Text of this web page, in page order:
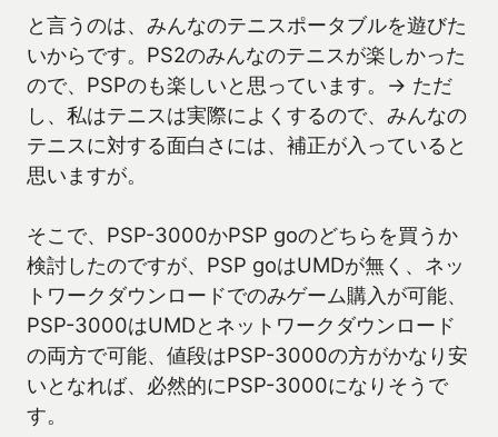
と言うのは、みんなのテニスポータブルを遊びた
いからです。PS2のみんなのテニスが楽しかった
ので、PSPのも楽しいと思っています。→ ただ
し、私はテニスは実際によくするので、みんなの
テニスに対する面白さには、補正が入っていると
思いますが。
そこで、PSP-3000かPSP goのどちらを買うか
検討したのですが、PSP goはUMDが無く、ネッ
トワークダウンロードでのみゲーム購入が可能、
PSP-3000はUMDとネットワークダウンロード
の両方で可能、値段はPSP-3000の方がかなり安
いとなれば、必然的にPSP-3000になりそうで
す。